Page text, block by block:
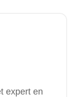
expert en